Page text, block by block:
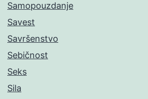
Samopouzdanje
Savest
Savršenstvo
Sebičnost
Seks
Sila